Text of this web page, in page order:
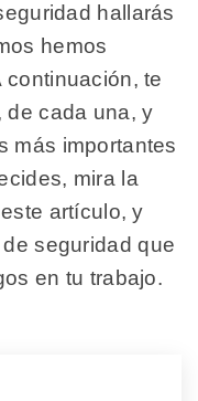
hallarás
hemos
continuación, te
de cada una, y
más importantes
mira la
artículo, y
seguridad que
en tu trabajo.